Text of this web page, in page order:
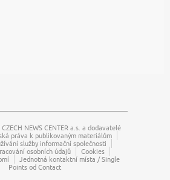
CZECH NEWS CENTER a.s. a dodavatelé
práva k publikovaným materiálům
služby informační společnosti
osobních údajů
Cookies
Jednotná kontaktní místa / Single
Points od Contact